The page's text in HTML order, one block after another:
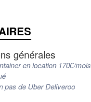
générales
en location 170€/mois
pas de Uber Deliveroo